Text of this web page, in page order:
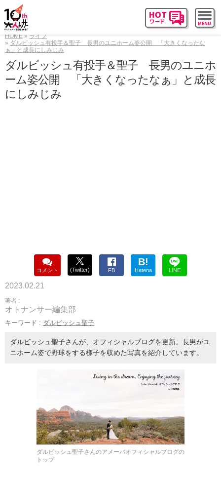
HOME
ライフ
ダルビッシュ有投手＆聖子 長男のユニホーム姿公開 「大きくなったな
ぁ」と成長にしみじみ
ダルビッシュ有投手＆聖子 長男のユニホ
ーム姿公開 「大きくなったなぁ」と成長
にしみじみ
コメント (Twitter) FB
B!
Hatena LINE
2023.02.21
著者 :
オトナンサー編集部
キーワード : ダルビッシュ聖子
ダルビッシュ聖子さんが、オフィシャルブログを更新。長男がユ
ニホーム姿で野球をする様子を収めた写真を紹介しています。
ダルビッシュ聖子さんのアメーバオフィシャルブログの
トップ